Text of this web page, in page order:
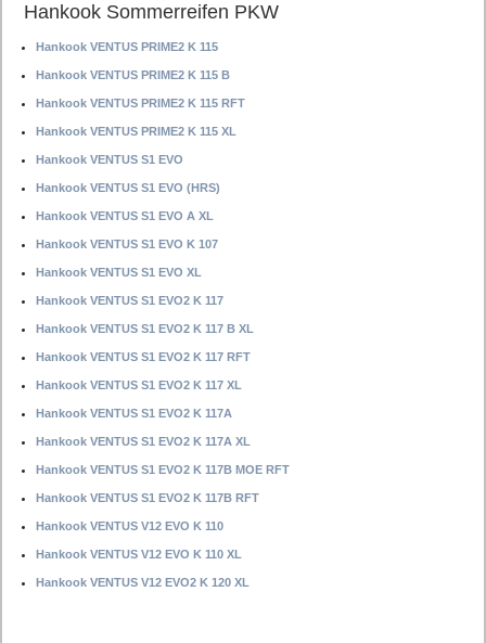
Hankook Sommerreifen PKW
Hankook VENTUS PRIME2 K 115
Hankook VENTUS PRIME2 K 115 B
Hankook VENTUS PRIME2 K 115 RFT
Hankook VENTUS PRIME2 K 115 XL
Hankook VENTUS S1 EVO
Hankook VENTUS S1 EVO (HRS)
Hankook VENTUS S1 EVO A XL
Hankook VENTUS S1 EVO K 107
Hankook VENTUS S1 EVO XL
Hankook VENTUS S1 EVO2 K 117
Hankook VENTUS S1 EVO2 K 117 B XL
Hankook VENTUS S1 EVO2 K 117 RFT
Hankook VENTUS S1 EVO2 K 117 XL
Hankook VENTUS S1 EVO2 K 117A
Hankook VENTUS S1 EVO2 K 117A XL
Hankook VENTUS S1 EVO2 K 117B MOE RFT
Hankook VENTUS S1 EVO2 K 117B RFT
Hankook VENTUS V12 EVO K 110
Hankook VENTUS V12 EVO K 110 XL
Hankook VENTUS V12 EVO2 K 120 XL